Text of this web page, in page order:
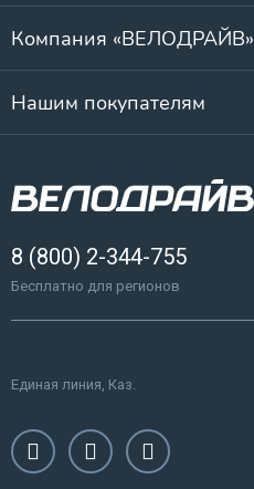
Компания «ВЕЛОДРАЙВ»
Нашим покупателям
8 (800) 2-344-755
Бесплатно для регионов
Единая линия, Каз.